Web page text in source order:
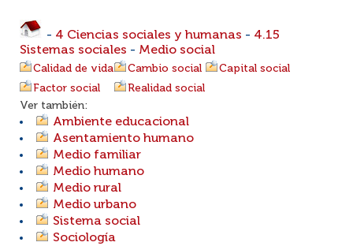
- 4 Ciencias sociales y humanas - 4.15
Sistemas sociales - Medio social
Calidad de vida Cambio social
Capital social
Factor social
Realidad social
Ver también:
Ambiente educacional
Asentamiento humano
Medio familiar
Medio humano
Medio rural
Medio urbano
Sistema social
Sociología